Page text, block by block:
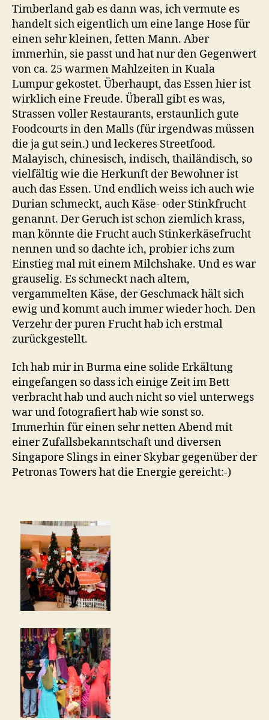
Timberland gab es dann was, ich vermute es
handelt sich eigentlich um eine lange Hose für
einen sehr kleinen, fetten Mann. Aber
immerhin, sie passt und hat nur den Gegenwert
von ca. 25 warmen Mahlzeiten in Kuala
Lumpur gekostet. Überhaupt, das Essen hier ist
wirklich eine Freude. Überall gibt es was,
Strassen voller Restaurants, erstaunlich gute
Foodcourts in den Malls (für irgendwas müssen
die ja gut sein.) und leckeres Streetfood.
Malayisch, chinesisch, indisch, thailändisch, so
vielfältig wie die Herkunft der Bewohner ist
auch das Essen. Und endlich weiss ich auch wie
Durian schmeckt, auch Käse- oder Stinkfrucht
genannt. Der Geruch ist schon ziemlich krass,
man könnte die Frucht auch Stinkerkäsefrucht
nennen und so dachte ich, probier ichs zum
Einstieg mal mit einem Milchshake. Und es war
grauselig. Es schmeckt nach altem,
vergammelten Käse, der Geschmack hält sich
ewig und kommt auch immer wieder hoch. Den
Verzehr der puren Frucht hab ich erstmal
zurückgestellt.
Ich hab mir in Burma eine solide Erkältung
eingefangen so dass ich einige Zeit im Bett
verbracht hab und auch nicht so viel unterwegs
war und fotografiert hab wie sonst so.
Immerhin für einen sehr netten Abend mit
einer Zufallsbekanntschaft und diversen
Singapore Slings in einer Skybar gegenüber der
Petronas Towers hat die Energie gereicht:-)